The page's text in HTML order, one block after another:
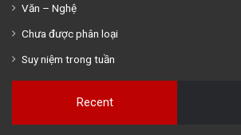
Văn – Nghệ
Chưa được phân loại
Suy niệm trong tuần
Recent